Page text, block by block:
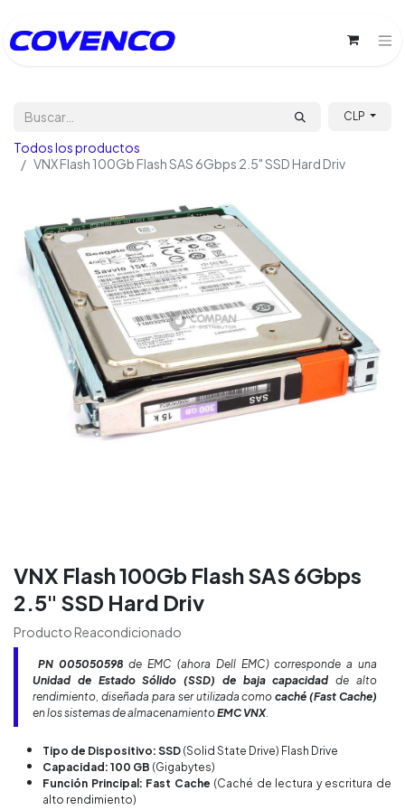
CLP
Todos los productos
VNX Flash 100Gb Flash SAS 6Gbps 2.5" SSD Hard Driv
VNX Flash 100Gb Flash SAS 6Gbps
2.5" SSD Hard Driv
Producto Reacondicionado
PN 005050598 de EMC (ahora Dell EMC) corresponde a una
Unidad de Estado Sólido (SSD) de baja capacidad de alto
rendimiento, diseñada para ser utilizada comocaché (Fast Cache)
en los sistemas de almacenamientoEMC VNX.
Tipo de Dispositivo: SSD (Solid State Drive) Flash Drive
Capacidad: 100 GB (Gigabytes)
Función Principal: Fast Cache (Caché de lectura y escritura de
alto rendimiento)